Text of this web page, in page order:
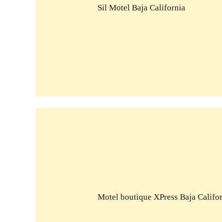
Sil Motel Baja California
Motel boutique XPress Baja